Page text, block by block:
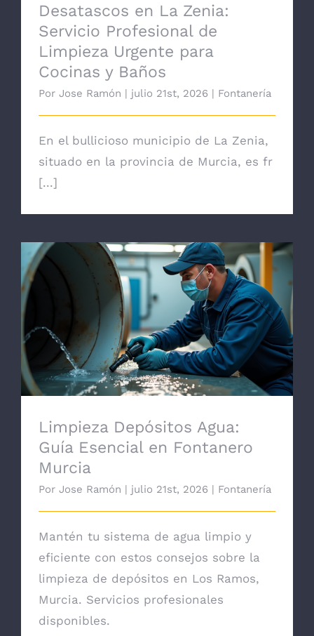
Desatascos en La Zenia:
Servicio Profesional de
Limpieza Urgente para
Cocinas y Baños
Por Jose Ramón | julio 21st, 2026 | Fontanería
En el bullicioso municipio de La Zenia,
situado en la provincia de Murcia, es fr
[...]
Limpieza Depósitos Agua: Guía Esencial
en Fontanero Murcia
Limpieza Depósitos Agua:
Guía Esencial en Fontanero
Murcia
Por Jose Ramón | julio 21st, 2026 | Fontanería
Mantén tu sistema de agua limpio y
eficiente con estos consejos sobre la
limpieza de depósitos en Los Ramos,
Murcia. Servicios profesionales
disponibles.